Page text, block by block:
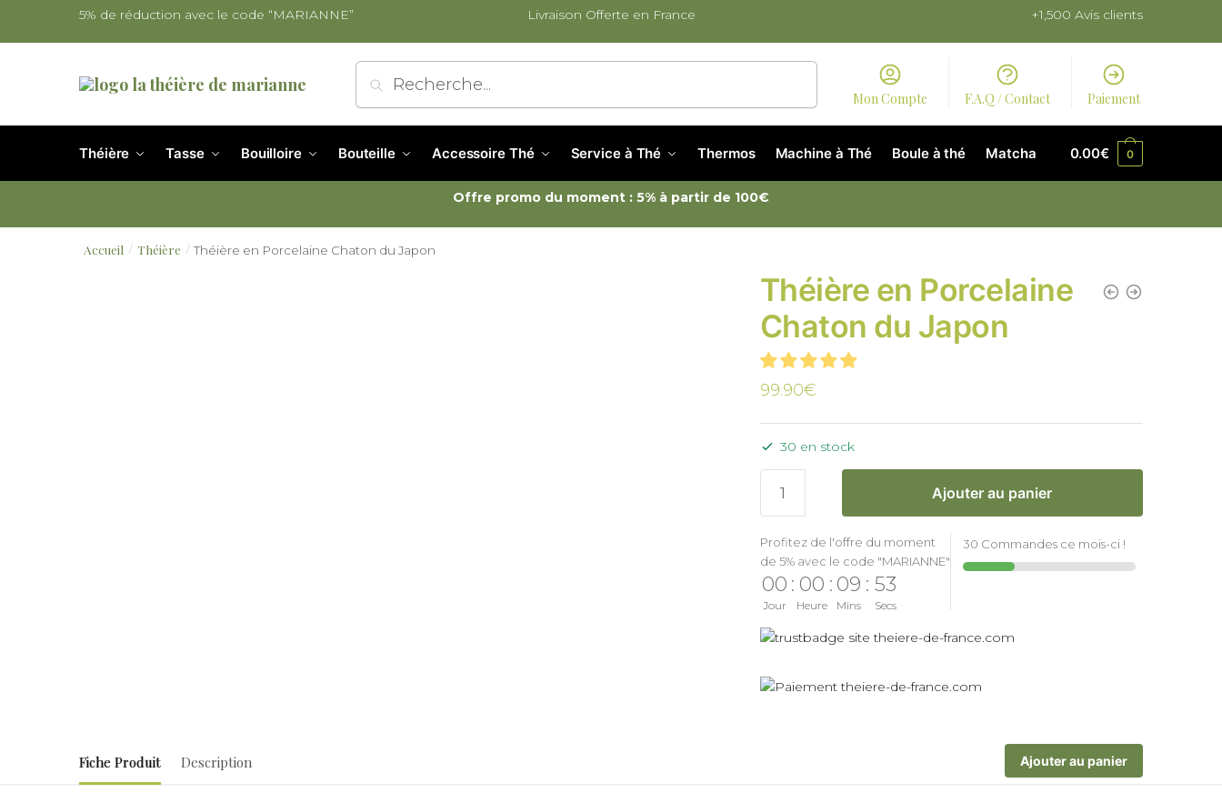
5% de réduction avec le code “MARIANNE” Livraison Offerte en France +1,500 Avis clients
Recherche
Mon Compte F.A.Q / Contact Paiement
Théière Tasse Bouilloire Bouteille Accessoire Thé Service à Thé Thermos Machine à Thé Boule à thé Matcha 0.00€ 0
Offre promo du moment : 5% à partir de 100€
Accueil / Théière / Théière en Porcelaine Chaton du Japon
Théière en Porcelaine
Chaton du Japon
99.90€
30 en stock
Ajouter au panier
Profitez de l'offre du moment
de 5% avec le code "MARIANNE"
00
Jour
: 00
Heure
: 09
Mins
: 52
Secs
30 Commandes ce mois-ci !
Fiche Produit Description Ajouter au panier